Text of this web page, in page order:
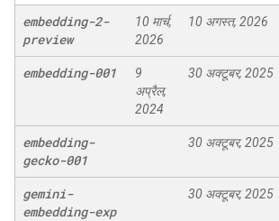
embedding-2-
preview
10 मार्च,
2026
10 अगस्त, 2026
embedding-001
9
अप्रैल,
2024
30 अक्टूबर, 2025
embedding-
gecko-001
30 अक्टूबर, 2025
gemini-
embedding-exp
30 अक्टूबर, 2025